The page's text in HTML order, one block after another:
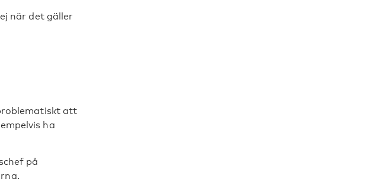
när det gäller
att
ha
på